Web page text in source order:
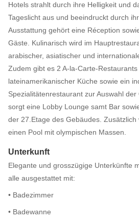
Hotels strahlt durch ihre Helligkeit und
Tageslicht aus und beeindruckt durch
Ausstattung gehört eine Réception
Gäste. Kulinarisch wird im
arabischer, asiatischer und
Zudem gibt es 2 A-la-Carte-
lateinamerikanischer Küche sowie ein
Spezialitätenrestaurant zur Auswahl
sorgt eine Lobby Lounge samt Bar
der 27.Etage des Gebäudes.
einen Pool mit olympischen Massen.
Unterkunft
Elegante und grosszügige Unterkünfte
alle ausgestattet mit:
• Badezimmer
• Badewanne